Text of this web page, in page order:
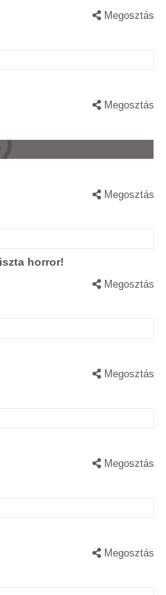
Megosztás
Megosztás
Megosztás
horror!
Megosztás
Megosztás
Megosztás
Megosztás